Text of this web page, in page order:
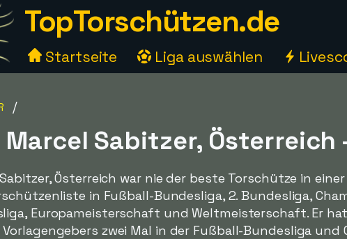
TopTorschützen.de
Startseite Liga auswählen
/
Marcel Sabitzer, Österreich
Österreich war nie der beste Torschütze in
in Fußball-Bundesliga, 2. Bundesliga,
Europameisterschaft und Weltmeisterschaft. Er
zwei Mal in der Fußball-Bundesliga und